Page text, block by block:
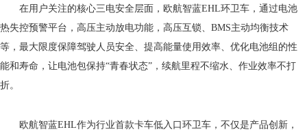
在用户关注的核心三电安全层面，欧航智蓝EHL环卫车，通过电池
热失控预警平台，高压主动放电功能，高压互锁、BMS主动均衡技术
等，最大限度保障驾驶人员安全、提高能量使用效率‌、优化电池组的性
能和寿命，让电池包保持“青春状态”，续航里程不缩水、作业效率不打
折。
欧航智蓝EHL作为行业首款卡车低入口环卫车，不仅是产品创新，